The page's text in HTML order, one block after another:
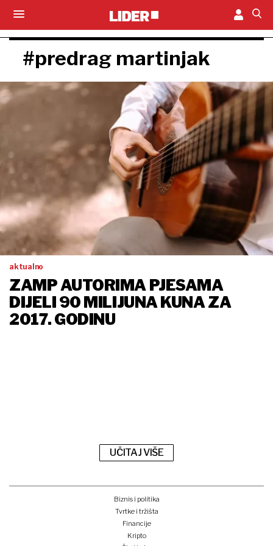
#predrag martinjak
aktualno
ZAMP AUTORIMA PJESAMA
DIJELI 90 MILIJUNA KUNA ZA
2017. GODINU
UČITAJ VIŠE
Biznis i politika
Tvrtke i tržišta
Financije
Kripto